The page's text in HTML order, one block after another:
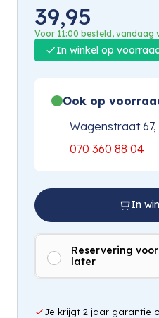
39,95
Voor 11:00 besteld, vandaag
In winkel op
Ook op
Wagenstraat
070 360 88 04
In
Reservering
later
Je krijgt 2 jaar garantie